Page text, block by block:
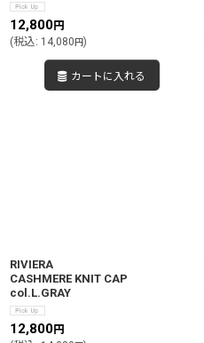
12,800円
(税込: 14,080円)
カートに入れる
RIVIERA
CASHMERE KNIT CAP
col.L.GRAY
12,800円